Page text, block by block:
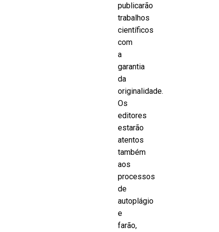
publicarão
trabalhos
científicos
com
a
garantia
da
originalidade.
Os
editores
estarão
atentos
também
aos
processos
de
autoplágio
e
farão,